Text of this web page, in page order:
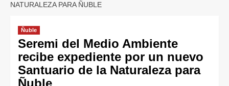
NATURALEZA PARA ÑUBLE
Ñuble
Seremi del Medio Ambiente
recibe expediente por un nuevo
Santuario de la Naturaleza para